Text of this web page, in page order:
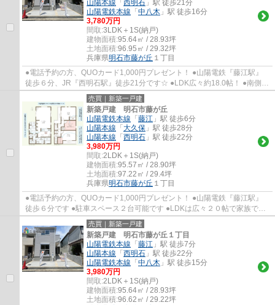
山陽本線 「西明石 」駅 徒歩21分
山陽電鉄本線 「中八木 」駅 徒歩16分
3,780万円
間取:3LDK＋1S(納戸)
建物面積:95.64㎡ / 28.93坪
土地面積:96.95㎡ / 29.32坪
兵庫県明石市藤が丘 １丁目
●電話予約の方、QUOカード1,000円プレゼント！ ●山陽電鉄『藤江駅』
徒歩６分、JR『西明石駅』徒歩21分です☆ ●LDK広々約18.0帖！ ●南側道
路も広く陽当り良好です ●谷八木小学校・大久保...
売買｜新築一戸建
新築戸建 明石市藤が丘
山陽電鉄本線 「藤江 」駅 徒歩6分
山陽本線 「大久保 」駅 徒歩28分
山陽本線 「西明石 」駅 徒歩22分
3,980万円
間取:2LDK＋1S(納戸)
建物面積:95.57㎡ / 28.90坪
土地面積:97.22㎡ / 29.4坪
兵庫県明石市藤が丘 １丁目
●電話予約の方、QUOカード1,000円プレゼント！ ●山陽電鉄『藤江駅』
徒歩６分です ●駐車スペース２台可能です ●LDKは広々２０帖で家族でゆ
ったり過ごせます ●収納も豊富です！各居室やL...
売買｜新築一戸建
新築戸建 明石市藤が丘１丁目
山陽電鉄本線 「藤江 」駅 徒歩7分
山陽本線 「西明石 」駅 徒歩22分
山陽電鉄本線 「中八木 」駅 徒歩15分
3,980万円
間取:2LDK＋1S(納戸)
建物面積:95.64㎡ / 28.93坪
土地面積:96.62㎡ / 29.22坪